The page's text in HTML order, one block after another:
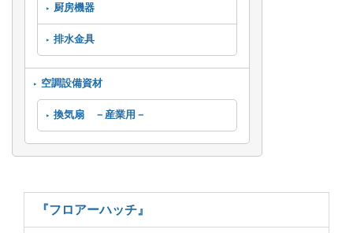
厨房機器
排水金具
空調設備資材
換気扇 －産業用－
『フロアーハッチ』